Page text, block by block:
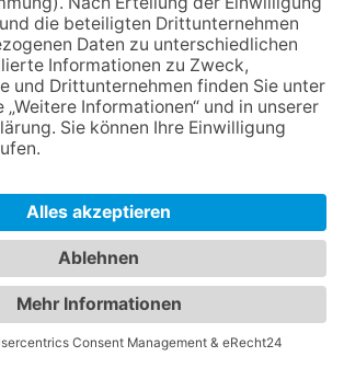
WAS ANDERE
FANS DENKEN!
lieben die Vielfalt und Qualität
Lese hier ihre Geschichten
Beratung – kompetent, mit
1